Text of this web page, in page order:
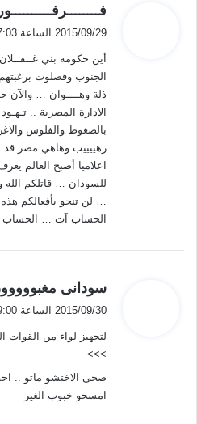
ي
ق
ل
فــــــــرفــــــــــور
2015/09/29 الساعة 7:03 م
أين حكومة بني
الجنوب وفصلوت
ذلة وهــــوان … والآن
الادارة المصرية ..
بالضغوط والفلوس
رهييييب وهاهي مصر
اعلاميا أصبح العالم
للسودان … قاتلكم الله
… لن تنجو بأفعالكم
الحساب آت …
ي
ق
ل
سودانى
2015/09/30 الساعة 9:00 ص
لتجهيز لواء من القوات
>>>
صحى الاختشو ماتو ..
امسحو خبوب الغير